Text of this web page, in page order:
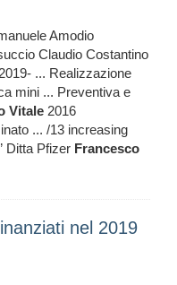
Amodio
Claudio Costantino
... Realizzazione
mini ... Preventiva e
Vitale 2016
... /13 increasing
Ditta Pfizer Francesco
nel 2019